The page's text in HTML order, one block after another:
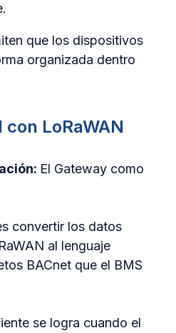
que los dispositivos
organizada dentro
LoRaWAN
El Gateway como
convertir los datos
al lenguaje
BACnet que el BMS
se logra cuando el